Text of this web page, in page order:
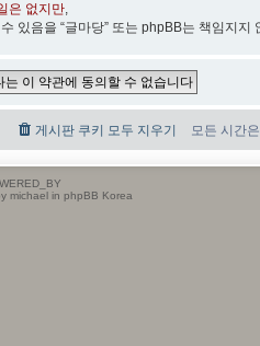
은 없지만,
있음을 “글마당” 또는 phpBB는 책임지지
모든 시간
게시판 쿠키 모두 지우기
michael in phpBB Korea